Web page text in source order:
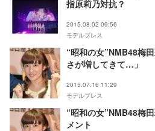
指原莉乃対抗？
2015.08.02 09:56
モデルプレス
“昭和の女”NMB48梅
さが増してきて…」
2015.07.16 11:29
モデルプレス
“昭和の女”NMB48梅
メント